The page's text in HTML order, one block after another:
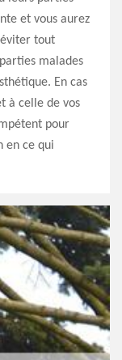
et vous aurez
éviter tout
malades
En cas
à celle de vos
pour
en ce qui